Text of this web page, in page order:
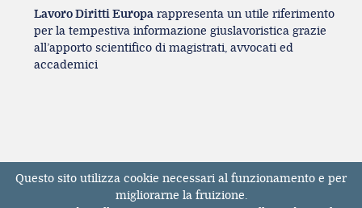
Lavoro Diritti Europa rappresenta un utile riferimento
per la tempestiva informazione giuslavoristica grazie
all’apporto scientifico di magistrati, avvocati ed
accademici
Registrazione Tribunale di Milano n° 131131
dell'11/04/2017
Questo sito utilizza cookie necessari al funzionamento e per
migliorarne la fruizione.